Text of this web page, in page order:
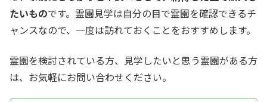
たいものです。霊園見学は自分の目で霊園を確認できるチ
ャンスなので、一度は訪れておくことをおすすめします。
霊園を検討されている方、見学したいと思う霊園がある方
は、お気軽にお問い合わせください。